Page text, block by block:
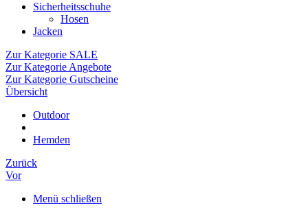
Sicherheitsschuhe
Hosen
Jacken
Zur Kategorie SALE
Zur Kategorie Angebote
Zur Kategorie Gutscheine
Übersicht
Outdoor
Hemden
Zurück
Vor
Menü schließen